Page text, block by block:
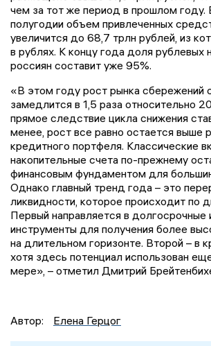
чем за тот же период в прошлом году.
полугодии объем привлеченных
увеличится до 68,7 трлн рублей, из
в рублях. К концу года доля рублевых
россиян составит уже 95%.
«В этом году рост рынка сбережений
замедлится в 1,5 раза относительно
прямое следствие цикла снижения
менее, рост все равно остается выше
кредитного портфеля. Классические
накопительные счета по-прежнему
финансовым фундаментом для
Однако главный тренд года – это
ликвидности, которое происходит по
Первый направляется в долгосрочные
инструменты для получения более
на длительном горизонте. Второй – в
хотя здесь потенциал использован
мере», – отметил Дмитрий
Автор: Елена Герцог